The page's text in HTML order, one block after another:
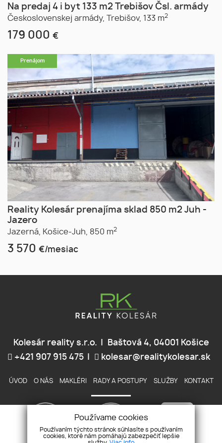
Na predaj 4 i byt 133 m2 Trebišov Čsl. armády
Československej armády, Trebišov, 133 m2
179 000 €
Prenájom
Reality Kolesár prenajíma sklad 850 m2 Juh -
Jazero
Jazerná, Košice-Juh, 850 m2
3 570 €/mesiac
Kolesár reality s.r.o.
Baštová 4, 04001 Košice
+421 907 915 475
kolesar@realitykolesar.sk
ÚVOD O NÁS MAKLÉRI RADY A POSTUPY SLUŽBY KONTAKT
Používame cookies
Používaním týchto stránok súhlasíte s používaním
cookies, ktoré nám pomáhajú zabezpečiť lepšie